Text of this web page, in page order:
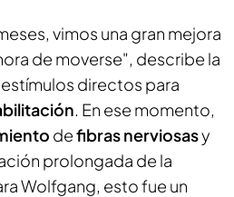
vimos una gran mejora
de moverse", describe la
directos para
. En ese momento,
defibras nerviosasy
prolongada de la
Wolfgang, esto fue un